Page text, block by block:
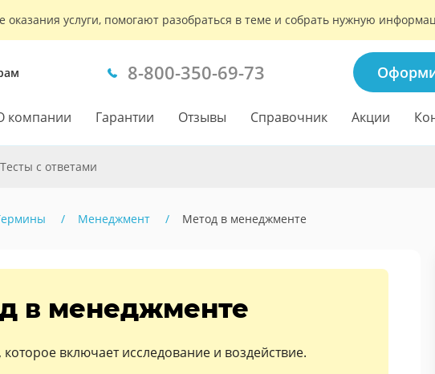
оказания услуги, помогают разобраться в теме и собрать нужную
8-800-350-69-73
компании Гарантии Отзывы Справочник Акции
Тесты с ответами
Менеджмент Метод в менеджменте
в менеджменте
которое включает исследование и воздействие.